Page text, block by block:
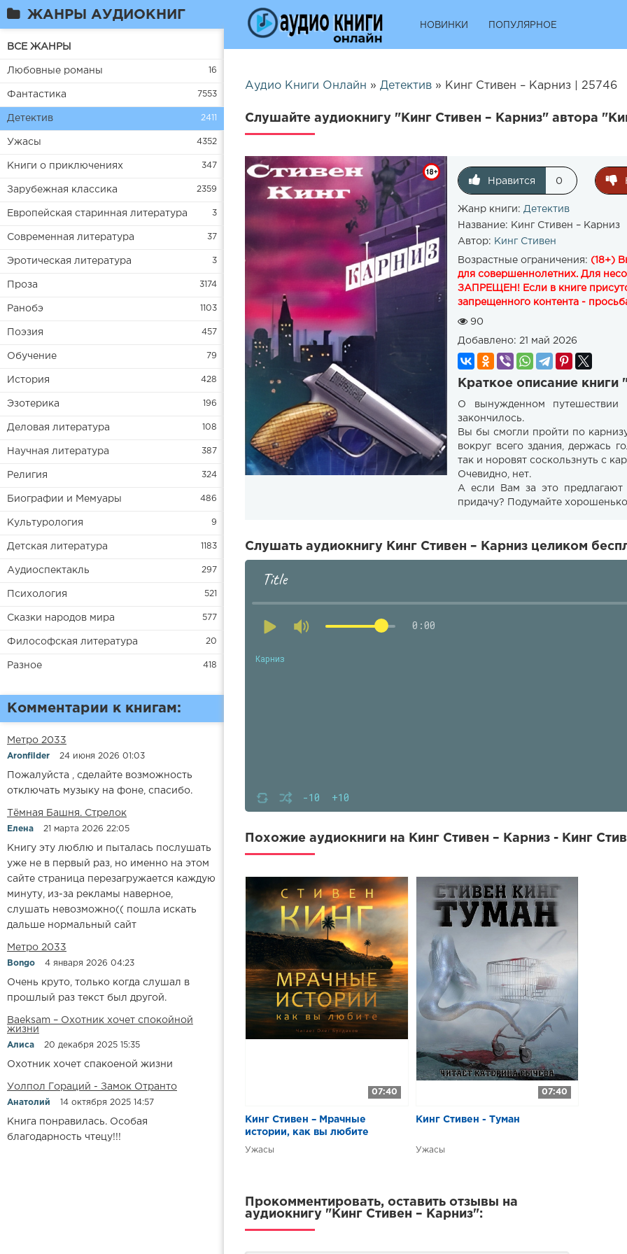
ЖАНРЫ АУДИОКНИГ
ВСЕ ЖАНРЫ
Любовные романы 16
Фантастика 7553
Детектив 2411
Ужасы 4352
Книги о приключениях 347
Зарубежная классика 2359
Европейская старинная литература 3
Современная литература 37
Эротическая литература 3
Проза 3174
Ранобэ 1103
Поэзия 457
Обучение 79
История 428
Эзотерика 196
Деловая литература 108
Научная литература 387
Религия 324
Биографии и Мемуары 486
Культурология 9
Детская литература 1183
Аудиоспектакль 297
Психология 521
Сказки народов мира 577
Философская литература 20
Разное 418
Комментарии к книгам:
Метро 2033
Aronfilder 24 июня 2026 01:03
Пожалуйста , сделайте возможность
отключать музыку на фоне, спасибо.
​​Тёмная Башня. Стрелок
Елена 21 марта 2026 22:05
Книгу эту люблю и пыталась послушать
уже не в первый раз, но именно на этом
сайте страница перезагружается каждую
минуту, из-за рекламы наверное,
слушать невозможно(( пошла искать
дальше нормальный сайт
Метро 2033
Bongo 4 января 2026 04:23
Очень круто, только когда слушал в
прошлый раз текст был другой.
Baeksam – Охотник хочет спокойной
жизни
Алиса 20 декабря 2025 15:35
Охотник хочет спакоеной жизни
Уолпол Гораций - Замок Отранто
Анатолий 14 октября 2025 14:57
Книга понравилась. Особая
благодарность чтецу!!!
НОВИНКИ ПОПУЛЯРНОЕ
Аудио Книги Онлайн » Детектив » Кинг Стивен – Карниз | 25746
Слушайте аудиокнигу "Кинг Стивен – Карниз" автора
Нравится 0
Жанр книги: Детектив
Название: Кинг Стивен – Карниз
Автор: Кинг Стивен
Возрастные ограничения: (18+)
для совершеннолетних. Для
ЗАПРЕЩЕН! Если в книге
запрещенного контента -
90
Добавлено: 21 май 2026
Краткое описание книги
О вынужденном
закончилось.
Вы бы смогли пройти по
вокруг всего здания, держась
так и норовят соскользнуть с
Очевидно, нет.
А если Вам за это
придачу? Подумайте
Слушать аудиокнигу Кинг Стивен – Карниз целиком
Title
0:00
-10 +10
Карниз
Похожие аудиокниги на Кинг Стивен – Карниз - Кинг
07:40
Кинг Стивен – Мрачные
истории, как вы любите
Ужасы
07:40
Кинг Стивен - Туман
Ужасы
Прокомментировать, оставить отзывы на
аудиокнигу "Кинг Стивен – Карниз":